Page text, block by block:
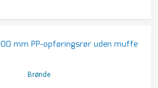
Brønde